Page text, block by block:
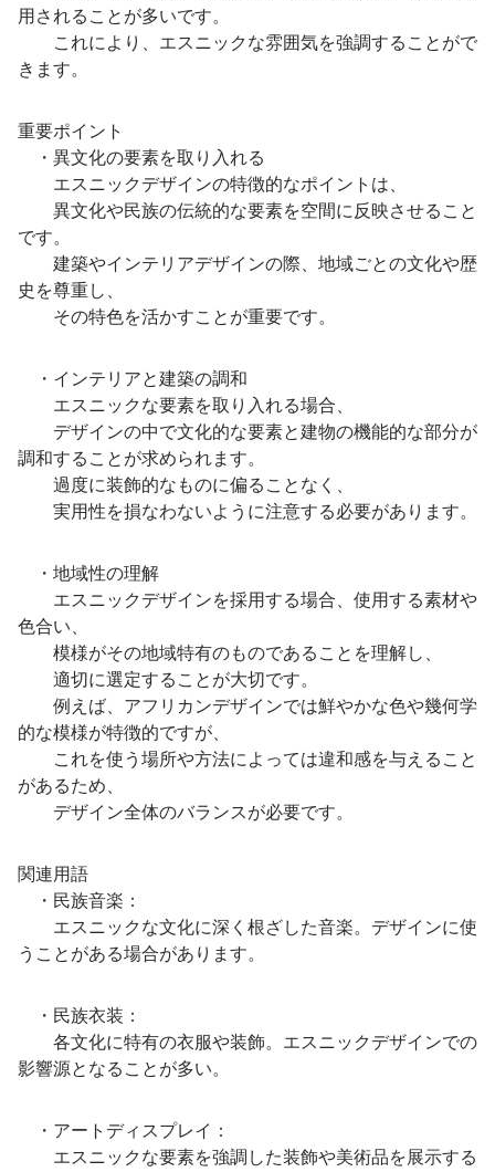
用されることが多いです。
これにより、エスニックな雰囲気を強調することがで
きます。
重要ポイント
・異文化の要素を取り入れる
エスニックデザインの特徴的なポイントは、
異文化や民族の伝統的な要素を空間に反映させること
です。
建築やインテリアデザインの際、地域ごとの文化や歴
史を尊重し、
その特色を活かすことが重要です。
・インテリアと建築の調和
エスニックな要素を取り入れる場合、
デザインの中で文化的な要素と建物の機能的な部分が
調和することが求められます。
過度に装飾的なものに偏ることなく、
実用性を損なわないように注意する必要があります。
・地域性の理解
エスニックデザインを採用する場合、使用する素材や
色合い、
模様がその地域特有のものであることを理解し、
適切に選定することが大切です。
例えば、アフリカンデザインでは鮮やかな色や幾何学
的な模様が特徴的ですが、
これを使う場所や方法によっては違和感を与えること
があるため、
デザイン全体のバランスが必要です。
関連用語
・民族音楽：
エスニックな文化に深く根ざした音楽。デザインに使
うことがある場合があります。
・民族衣装：
各文化に特有の衣服や装飾。エスニックデザインでの
影響源となることが多い。
・アートディスプレイ：
エスニックな要素を強調した装飾や美術品を展示する